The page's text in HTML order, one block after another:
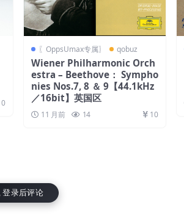
〖OppsUmax专属〗 qobuz
Wiener Philharmonic Orch
estra – Beethove： Sympho
nies Nos.7, 8 ＆ 9【44.1kHz
／16bit】英国区
11 月前 14 10
登录后评论